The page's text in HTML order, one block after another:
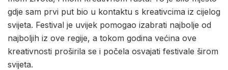
gdje sam prvi put bio u kontaktu s kreativcima iz cijelog
svijeta. Festival je uvijek pomogao izabrati najbolje od
najboljih iz ove regije, a tokom godina većina ove
kreativnosti proširila se i počela osvajati festivale širom
svijeta.